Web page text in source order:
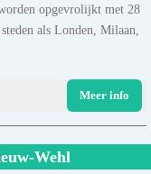
opgevrolijkt met 28
als Londen, Milaan,
Meer info
Wehl